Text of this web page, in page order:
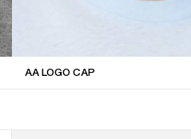
AA LOGO CAP